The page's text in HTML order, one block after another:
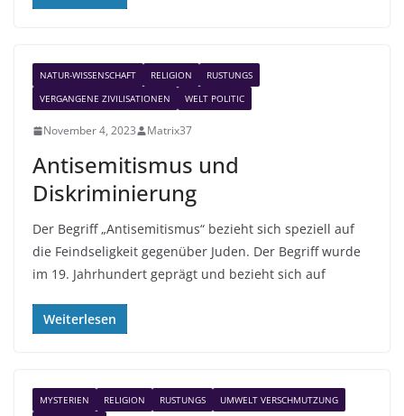
NATUR-WISSENSCHAFT RELIGION
RUSTUNGS
VERGANGENE ZIVILISATIONEN
WELT POLITIC
November 4, 2023 Matrix37
Antisemitismus und
Diskriminierung
Der Begriff „Antisemitismus“ bezieht sich speziell auf
die Feindseligkeit gegenüber Juden. Der Begriff wurde
im 19. Jahrhundert geprägt und bezieht sich auf
Weiterlesen
MYSTERIEN RELIGION RUSTUNGS
UMWELT VERSCHMUTZUNG